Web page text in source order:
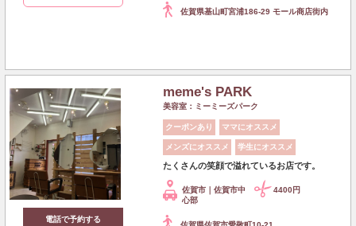
佐賀県基山町宮浦186-29 モール商店街内
電話で予約する
meme's PARK
美容室：ミーミーズパーク
クーポンあり ママにオススメ
メンズにオススメ 学生にオススメ
たくさんの笑顔で溢れているお店です。
佐賀市｜佐賀市中
心部
4400円